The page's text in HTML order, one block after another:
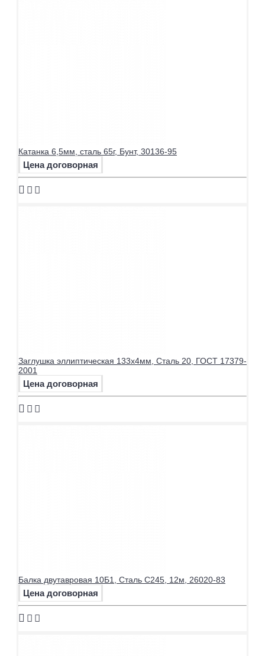
Катанка 6,5мм, сталь 65г, Бунт, 30136-95
Цена договорная
Заглушка эллиптическая 133х4мм, Сталь 20, ГОСТ 17379-
2001
Цена договорная
Балка двутавровая 10Б1, Сталь С245, 12м, 26020-83
Цена договорная